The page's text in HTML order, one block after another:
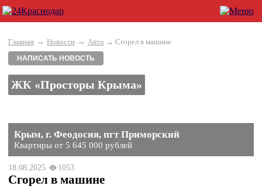
Главная → Новости → Авто → Сгорел в машине
НАПИСАТЬ НОВОСТЬ
ЖК «Просторы Крыма»
Крым, г. Феодосия, пгт Приморский
Квартиры от 5 645 000 рублей
18.08.2025 1053
Сгорел в машине